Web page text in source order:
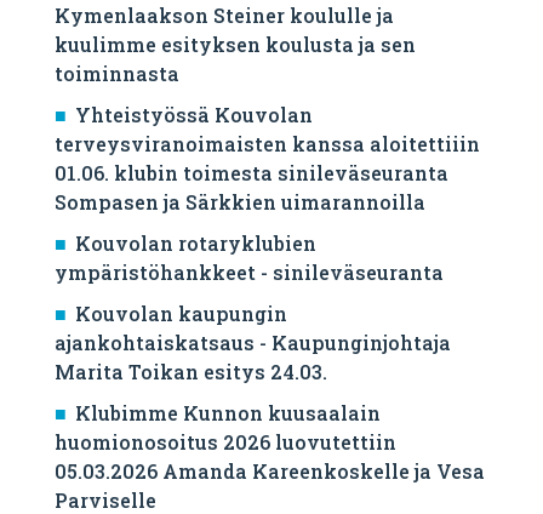
Kymenlaakson Steiner koululle ja
kuulimme esityksen koulusta ja sen
toiminnasta
Yhteistyössä Kouvolan
terveysviranoimaisten kanssa aloitettiiin
01.06. klubin toimesta sinileväseuranta
Sompasen ja Särkkien uimarannoilla
Kouvolan rotaryklubien
ympäristöhankkeet - sinileväseuranta
Kouvolan kaupungin
ajankohtaiskatsaus - Kaupunginjohtaja
Marita Toikan esitys 24.03.
Klubimme Kunnon kuusaalain
huomionosoitus 2026 luovutettiin
05.03.2026 Amanda Kareenkoskelle ja Vesa
Parviselle